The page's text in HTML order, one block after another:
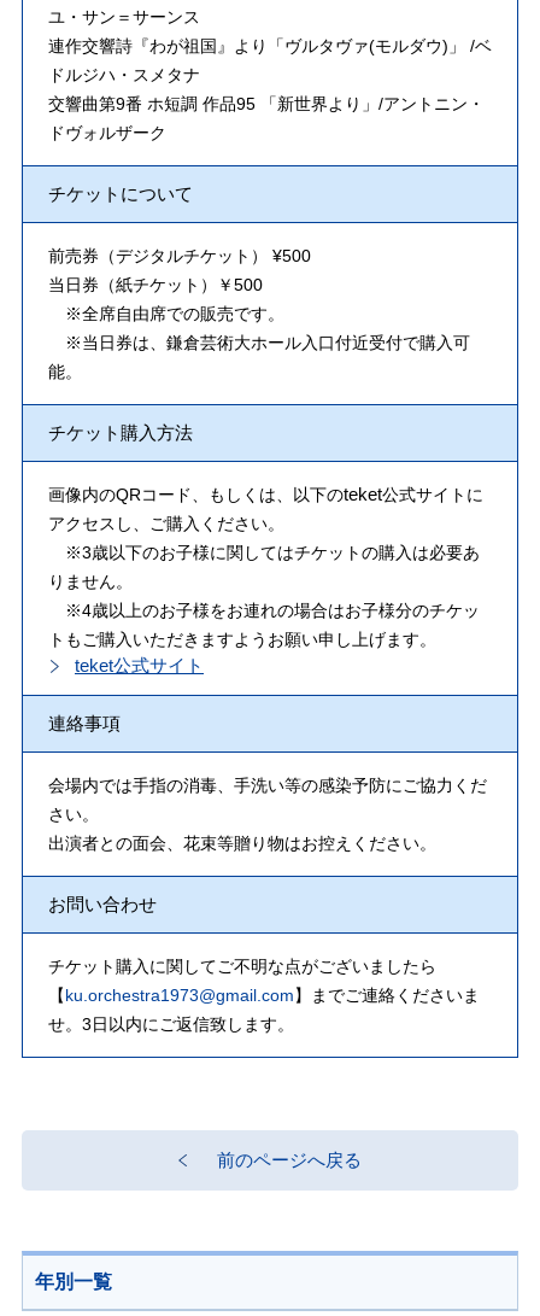
ユ・サン＝サーンス
連作交響詩『わが祖国』より「ヴルタヴァ(モルダウ)」 /ベ
ドルジハ・スメタナ
交響曲第9番 ホ短調 作品95 「新世界より」/アントニン・
ドヴォルザーク
チケットについて
前売券（デジタルチケット） ¥500
当日券（紙チケット）￥500
※全席自由席での販売です。
※当日券は、鎌倉芸術大ホール入口付近受付で購入可
能。
チケット購入方法
画像内のQRコード、もしくは、以下のteket公式サイトに
アクセスし、ご購入ください。
※3歳以下のお子様に関してはチケットの購入は必要あ
りません。
※4歳以上のお子様をお連れの場合はお子様分のチケッ
トもご購入いただきますようお願い申し上げます。
teket公式サイト
連絡事項
会場内では手指の消毒、手洗い等の感染予防にご協力くだ
さい。
出演者との面会、花束等贈り物はお控えください。
お問い合わせ
チケット購入に関してご不明な点がございましたら
【ku.orchestra1973@gmail.com】までご連絡くださいま
せ。3日以内にご返信致します。
前のページへ戻る
年別一覧